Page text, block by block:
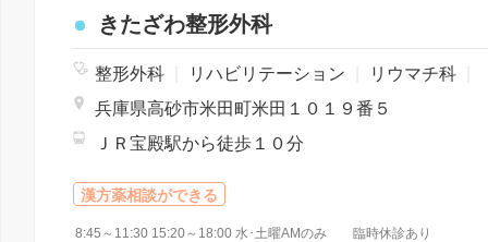
きたざわ整形外科
整形外科 リハビリテーション リウマチ科
兵庫県高砂市米田町米田１０１９番５
ＪＲ宝殿駅から徒歩１０分
漢方薬相談ができる
8:45～11:30 15:20～18:00 水･土曜AMのみ 臨時休診あり